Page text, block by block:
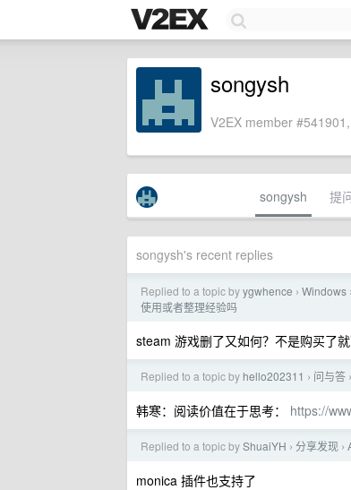
songysh
V2EX member
songysh 提
songysh's recent replies
Replied to a topic byygwhence › Windows ›
使用或者整理经验吗
steam 游戏删了又如何？不是购买了
Replied to a topic by hello202311 › 问与答 ›
韩寒：阅读价值在于思考： https://
Replied to a topic byShuaiYH › 分享发现 ›
monica 插件也支持了